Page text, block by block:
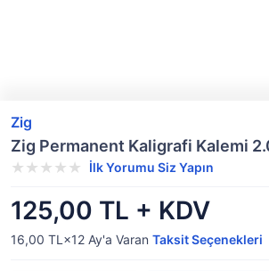
Zig
Zig Permanent Kaligrafi Kalemi
İlk Yorumu Siz Yapın
125,00 TL + KDV
16,00 TL×12 Ay'a Varan Taksit Seçenekleri